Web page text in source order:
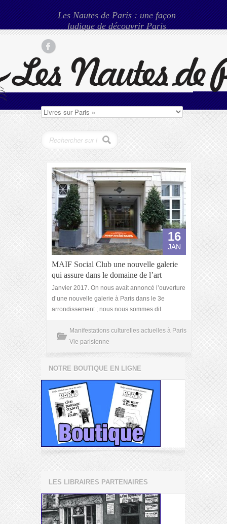
Les Nautes de Paris : une façon
ludique de découvrir Paris
16
JAN
MAIF Social Club une nouvelle galerie
qui assure dans le domaine de l’art
Janvier 2017. On nous avait annoncé l’ouverture
d’une nouvelle galerie à Paris dans le 3e
arrondissement ; nous nous sommes dit
Manifestations culturelles actuelles à Paris
Vie parisienne
NOTRE BOUTIQUE EN LIGNE
LES LIBRAIRES PARTENAIRES